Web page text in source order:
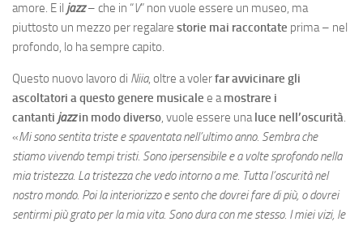
amore. E il jazz– che in “V” non vuole essere un museo, ma
piuttosto un mezzo per regalare storie mai raccontate prima – nel
profondo, lo ha sempre capito.
Questo nuovo lavoro di Niia, oltre a volerfar avvicinare gli
ascoltatori a questo genere musicale e amostrare i
cantanti jazzin modo diverso, vuole essere unaluce nell’oscurità.
«Mi sono sentita triste e spaventata nell’ultimo anno. Sembra che
stiamo vivendo tempi tristi. Sono ipersensibile e a volte sprofondo nella
mia tristezza. La tristezza che vedo intorno a me. Tutta l’oscurità nel
nostro mondo. Poi la interiorizzo e sento che dovrei fare di più, o dovrei
sentirmi più grato per la mia vita. Sono dura con me stesso. I miei vizi, le